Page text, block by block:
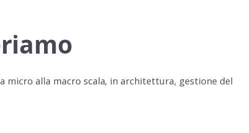
micro alla macro scala, in architettura, gestione del